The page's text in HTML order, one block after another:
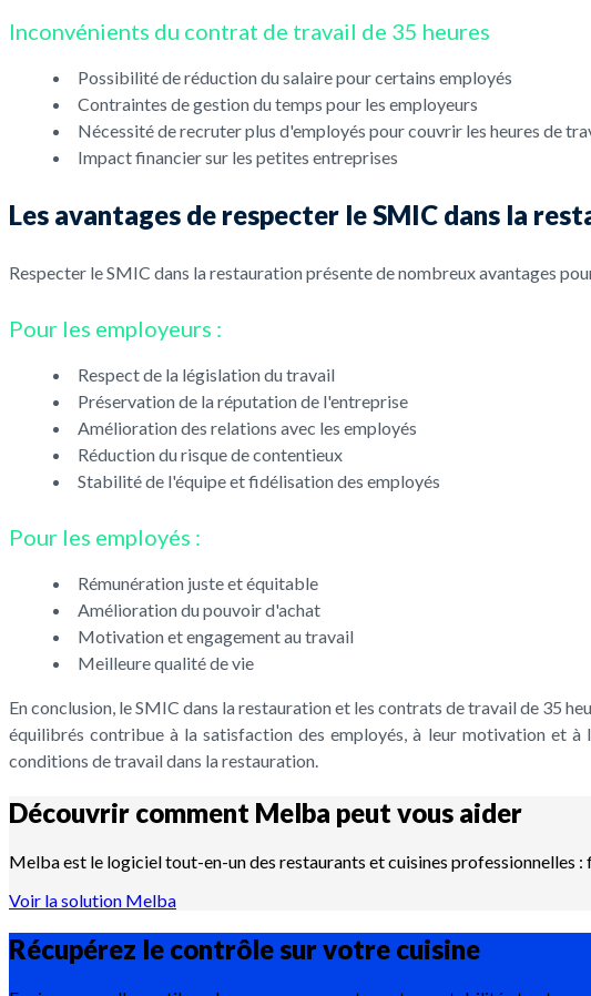
Inconvénients du contrat de travail de 35 heures
Possibilité de réduction du salaire pour certains employés
Contraintes de gestion du temps pour les employeurs
Nécessité de recruter plus d'employés pour couvrir les heures de
Impact financier sur les petites entreprises
Les avantages de respecter le SMIC dans la
Respecter le SMIC dans la restauration présente de nombreux avantages
Pour les employeurs :
Respect de la législation du travail
Préservation de la réputation de l'entreprise
Amélioration des relations avec les employés
Réduction du risque de contentieux
Stabilité de l'équipe et fidélisation des employés
Pour les employés :
Rémunération juste et équitable
Amélioration du pouvoir d'achat
Motivation et engagement au travail
Meilleure qualité de vie
En conclusion, le SMIC dans la restauration et les contrats de travail de 35
équilibrés contribue à la satisfaction des employés, à leur motivation et
conditions de travail dans la restauration.
Découvrir comment Melba peut vous aider
Melba est le logiciel tout-en-un des restaurants et cuisines professionnelles
Voir la solution Melba
Récupérez le contrôle sur votre cuisine